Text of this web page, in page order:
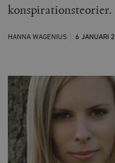
konspirationsteorier.
HANNA WAGENIUS 6 JANUARI